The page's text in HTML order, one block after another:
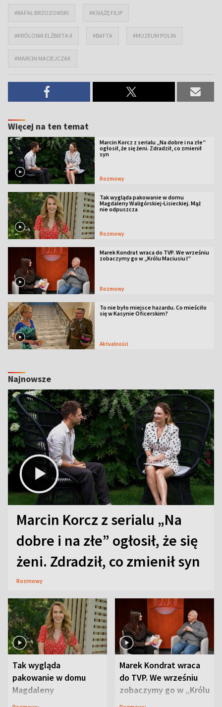
#RAFAŁ BRZOZOWSKI #KSIĄŻĘ FILIP
#KRÓLOWA ELŻBIETA II #BAFTA #MUZEUM POLIN
#MARCIN MACIEJCZAK
Więcej na ten temat
Marcin Korcz z serialu „Na dobre i na złe”
ogłosił, że się żeni. Zdradził, co zmienił
syn
Rozmowy
Tak wygląda pakowanie w domu
Magdaleny Waligórskiej-Lisieckiej. Mąż
nie odpuszcza
Rozmowy
Marek Kondrat wraca do TVP. We wrześniu
zobaczymy go w „Królu Maciusiu I”
Rozmowy
To nie było miejsce hazardu. Co mieściło
się w Kasynie Oficerskim?
Aktualności
Najnowsze
Marcin Korcz z serialu „Na
dobre i na złe” ogłosił, że się
żeni. Zdradził, co zmienił syn
Rozmowy
Tak wygląda
pakowanie w domu
Magdaleny
Waligórskiej-Lisieckiej.
Marek Kondrat wraca
do TVP. We wrześniu
zobaczymy go w „Królu
Maciusiu I”